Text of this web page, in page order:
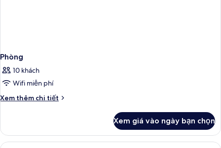
Phòng
10 khách
Wifi miễn phí
Xem thêm chi tiết
Chi
Phòng
Xem giá vào ngày bạn chọn